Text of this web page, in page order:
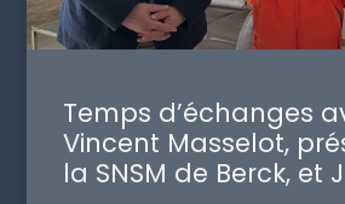
Temps d’échanges
Vincent Masselot,
la SNSM de Berck, et